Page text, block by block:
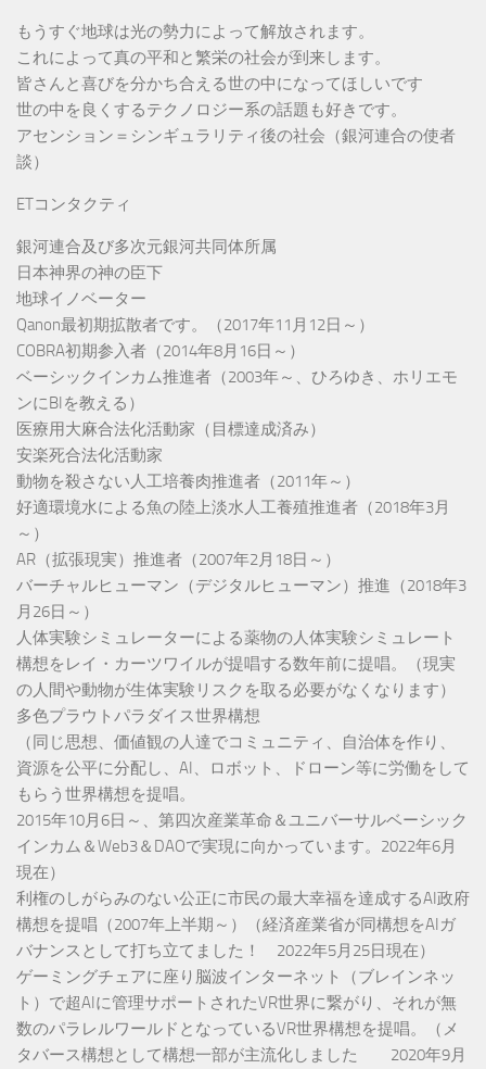
もうすぐ地球は光の勢力によって解放されます。
これによって真の平和と繁栄の社会が到来します。
皆さんと喜びを分かち合える世の中になってほしいです
世の中を良くするテクノロジー系の話題も好きです。
アセンション＝シンギュラリティ後の社会（銀河連合の使者
談）
ETコンタクティ
銀河連合及び多次元銀河共同体所属
日本神界の神の臣下
地球イノベーター
Qanon最初期拡散者です。（2017年11月12日～）
COBRA初期参入者（2014年8月16日～）
ベーシックインカム推進者（2003年～、ひろゆき、ホリエモ
ンにBIを教える）
医療用大麻合法化活動家（目標達成済み）
安楽死合法化活動家
動物を殺さない人工培養肉推進者（2011年～）
好適環境水による魚の陸上淡水人工養殖推進者（2018年3月
～）
AR（拡張現実）推進者（2007年2月18日～）
バーチャルヒューマン（デジタルヒューマン）推進（2018年3
月26日～）
人体実験シミュレーターによる薬物の人体実験シミュレート
構想をレイ・カーツワイルが提唱する数年前に提唱。（現実
の人間や動物が生体実験リスクを取る必要がなくなります）
多色プラウトパラダイス世界構想
（同じ思想、価値観の人達でコミュニティ、自治体を作り、
資源を公平に分配し、AI、ロボット、ドローン等に労働をして
もらう世界構想を提唱。
2015年10月6日～、第四次産業革命＆ユニバーサルベーシック
インカム＆Web3＆DAOで実現に向かっています。2022年6月
現在）
利権のしがらみのない公正に市民の最大幸福を達成するAI政府
構想を提唱（2007年上半期～）（経済産業省が同構想をAIガ
バナンスとして打ち立てました！ 2022年5月25日現在）
ゲーミングチェアに座り脳波インターネット（ブレインネッ
ト）で超AIに管理サポートされたVR世界に繋がり、それが無
数のパラレルワールドとなっているVR世界構想を提唱。（メ
タバース構想として構想一部が主流化しました 2020年9月